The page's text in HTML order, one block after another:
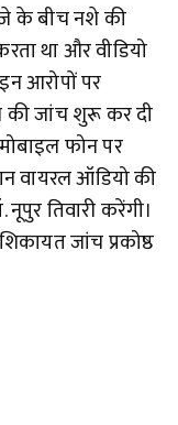
के बीच नशे की
था और वीडियो
आरोपों पर
की जांच शुरू कर दी
फोन पर
वायरल ऑडियो की
नूपुर तिवारी करेंगी।
जांच प्रकोष्ठ